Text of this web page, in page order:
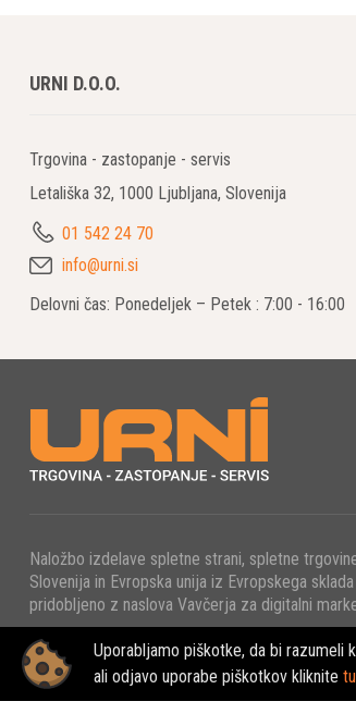
Uporabljamo piškotke, da bi razumeli
ali odjavo uporabe piškotkov kliknite
URNI D.O.O.
Trgovina - zastopanje - servis
Letališka 32, 1000 Ljubljana, Slovenija
01 542 24 70
info@urni.si
Delovni čas: Ponedeljek – Petek : 7:00 - 16:00
Naložbo izdelave spletne strani, spletne
Slovenija in Evropska unija iz Evropskega
pridobljeno z naslova Vavčerja za digitalni
© 2022 - URNI d.o.o., Vse pravice pridržane.